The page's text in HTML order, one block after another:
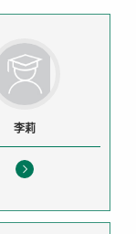
李莉